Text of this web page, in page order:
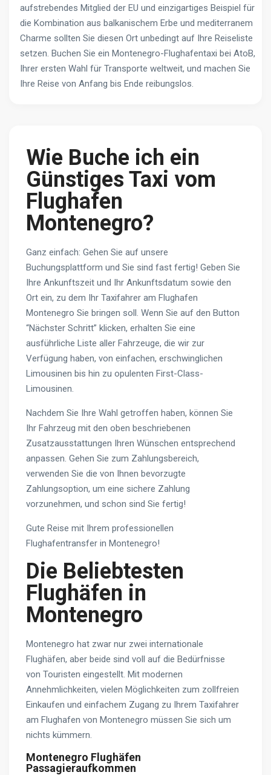
aufstrebendes Mitglied der EU und einzigartiges Beispiel für
die Kombination aus balkanischem Erbe und mediterranem
Charme sollten Sie diesen Ort unbedingt auf Ihre Reiseliste
setzen. Buchen Sie ein Montenegro-Flughafentaxi bei AtoB,
Ihrer ersten Wahl für Transporte weltweit, und machen Sie
Ihre Reise von Anfang bis Ende reibungslos.
Wie Buche ich ein
Günstiges Taxi vom
Flughafen
Montenegro?
Ganz einfach: Gehen Sie auf unsere
Buchungsplattform und Sie sind fast fertig! Geben Sie
Ihre Ankunftszeit und Ihr Ankunftsdatum sowie den
Ort ein, zu dem Ihr Taxifahrer am Flughafen
Montenegro Sie bringen soll. Wenn Sie auf den Button
“Nächster Schritt” klicken, erhalten Sie eine
ausführliche Liste aller Fahrzeuge, die wir zur
Verfügung haben, von einfachen, erschwinglichen
Limousinen bis hin zu opulenten First-Class-
Limousinen.
Nachdem Sie Ihre Wahl getroffen haben, können Sie
Ihr Fahrzeug mit den oben beschriebenen
Zusatzausstattungen Ihren Wünschen entsprechend
anpassen. Gehen Sie zum Zahlungsbereich,
verwenden Sie die von Ihnen bevorzugte
Zahlungsoption, um eine sichere Zahlung
vorzunehmen, und schon sind Sie fertig!
Gute Reise mit Ihrem professionellen
Flughafentransfer in Montenegro!
Die Beliebtesten
Flughäfen in
Montenegro
Montenegro hat zwar nur zwei internationale
Flughäfen, aber beide sind voll auf die Bedürfnisse
von Touristen eingestellt. Mit modernen
Annehmlichkeiten, vielen Möglichkeiten zum zollfreien
Einkaufen und einfachem Zugang zu Ihrem Taxifahrer
am Flughafen von Montenegro müssen Sie sich um
nichts kümmern.
Montenegro Flughäfen
Passagieraufkommen